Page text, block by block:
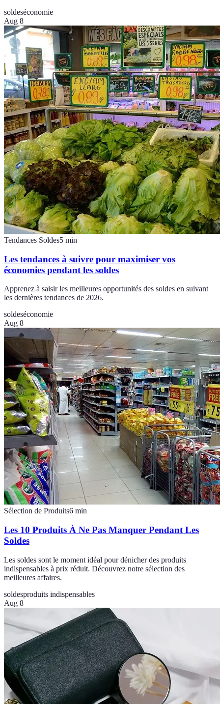
soldeséconomie
Aug 8
Tendances Soldes5 min
Les tendances à suivre pour maximiser vos
économies pendant les soldes
Apprenez à saisir les meilleures opportunités des soldes en suivant
les dernières tendances de 2026.
soldeséconomie
Aug 8
Sélection de Produits6 min
Les 10 Produits À Ne Pas Manquer Pendant Les
Soldes
Les soldes sont le moment idéal pour dénicher des produits
indispensables à prix réduit. Découvrez notre sélection des
meilleures affaires.
soldesproduits indispensables
Aug 8